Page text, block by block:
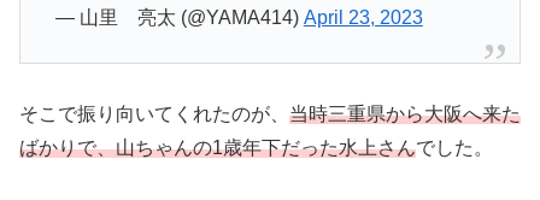
— 山里 亮太 (@YAMA414) April 23, 2023
そこで振り向いてくれたのが、 当時三重県から大阪へ来た
ばかりで、山ちゃんの1歳年下だった水上さんでした。